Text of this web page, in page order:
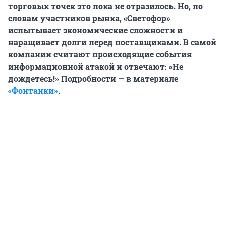
торговых точек это пока не отразилось. Но, по
словам участников рынка, «Светофор»
испытывает экономические сложности и
наращивает долги перед поставщиками. В самой
компании считают происходящие события
информационной атакой и отвечают: «Не
дождетесь!» Подробности — в материале
«Фонтанки».